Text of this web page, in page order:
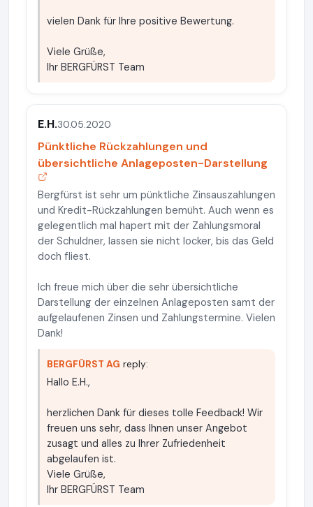
vielen Dank für Ihre positive Bewertung.
Viele Grüße,
Ihr BERGFÜRST Team
E.H.30.05.2020
Pünktliche Rückzahlungen und
übersichtliche Anlageposten-Darstellung
Bergfürst ist sehr um pünktliche Zinsauszahlungen
und Kredit-Rückzahlungen bemüht. Auch wenn es
gelegentlich mal hapert mit der Zahlungsmoral
der Schuldner, lassen sie nicht locker, bis das Geld
doch fliest.
Ich freue mich über die sehr übersichtliche
Darstellung der einzelnen Anlageposten samt der
aufgelaufenen Zinsen und Zahlungstermine. Vielen
Dank!
BERGFÜRST AG reply:
Hallo E.H.,
herzlichen Dank für dieses tolle Feedback! Wir
freuen uns sehr, dass Ihnen unser Angebot
zusagt und alles zu Ihrer Zufriedenheit
abgelaufen ist.
Viele Grüße,
Ihr BERGFÜRST Team